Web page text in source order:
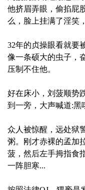
他挤眉弄眼，偷掐屁
么，脸上挂满了淫笑
32年的贞操眼看就要
像一条硕大的虫子，
压制不住他。
好在床小，刘菠顺势
到一旁，大声喊道:黑
众人被惊醒，远处狱
粥。刚才赤裸的孟加
菠，然后左手拇指食
一阵胆寒...